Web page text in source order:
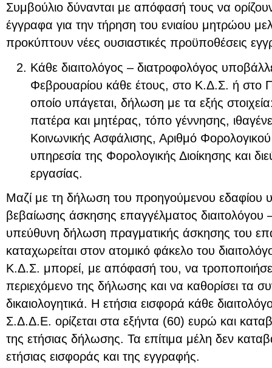
Συμβούλιο δύνανται με απόφασή τους να
έγγραφα για την τήρηση του ενιαίου μητρώου
προκύπτουν νέες ουσιαστικές προϋποθέσεις
Κάθε διαιτολόγος – διατροφολόγος
Φεβρουαρίου κάθε έτους, στο Κ.Δ.Σ. ή στο
οποίο υπάγεται, δήλωση με τα εξής
πατέρα και μητέρας, τόπο γέννησης,
Κοινωνικής Ασφάλισης, Αριθμό
υπηρεσία της Φορολογικής Διοίκησης και
εργασίας.
Μαζί με τη δήλωση του προηγούμενου εδαφίου
βεβαίωσης άσκησης επαγγέλματος διαιτολόγου
υπεύθυνη δήλωση πραγματικής άσκησης του
καταχωρείται στον ατομικό φάκελο του
Κ.Δ.Σ. μπορεί, με απόφασή του, να
περιεχόμενο της δήλωσης και να καθορίσει τα
δικαιολογητικά. Η ετήσια εισφορά κάθε
Σ.Δ.Δ.Ε. ορίζεται στα εξήντα (60) ευρώ και
της ετήσιας δήλωσης. Τα επίτιμα μέλη δεν
ετήσιας εισφοράς και της εγγραφής.